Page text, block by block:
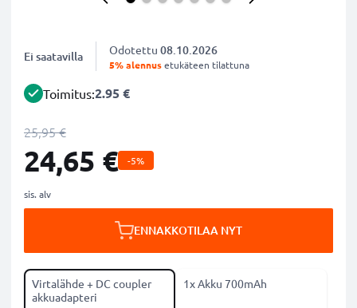
Ei saatavilla Odotettu 08.10.2026
5% alennusetukäteen tilattuna
Toimitus:2.95 €
25,95 €
24,65 € -5%
sis. alv
ENNAKKOTILAA NYT
Virtalähde + DC coupler
akkuadapteri
1x Akku 700mAh